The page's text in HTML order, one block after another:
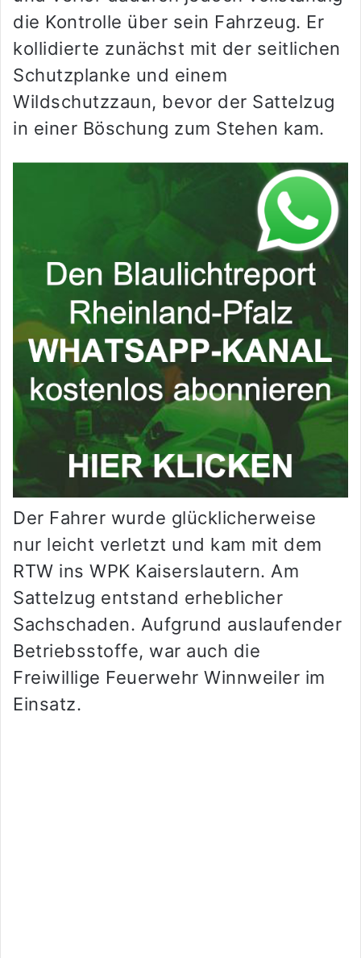
die Kontrolle über sein Fahrzeug. Er
kollidierte zunächst mit der seitlichen
Schutzplanke und einem
Wildschutzzaun, bevor der Sattelzug
in einer Böschung zum Stehen kam.
Der Fahrer wurde glücklicherweise
nur leicht verletzt und kam mit dem
RTW ins WPK Kaiserslautern. Am
Sattelzug entstand erheblicher
Sachschaden. Aufgrund auslaufender
Betriebsstoffe, war auch die
Freiwillige Feuerwehr Winnweiler im
Einsatz.